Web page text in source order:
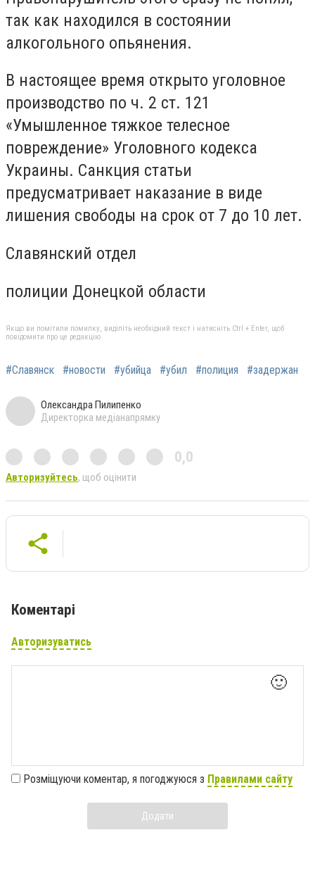
так как находился в состоянии
алкогольного опьянения.
В настоящее время открыто уголовное
производство по ч. 2 ст. 121
«Умышленное тяжкое телесное
повреждение» Уголовного кодекса
Украины. Санкция статьи
предусматривает наказание в виде
лишения свободы на срок от 7 до 10 лет.
Славянский отдел
полиции Донецкой области
Якщо ви помітили помилку, виділіть необхідний текст і натисніть Ctrl + Enter, щоб
повідомити про це редакцію
#Славянск #новости #убийца #убил #полиция #задержан
Олександра Пилипенко
Директорка медіанапрямку
0,0
Авторизуйтесь, щоб оцінити
Коментарі
Авторизуватись
🙂
Розміщуючи коментар, я погоджуюся з Правилами сайту
Додати